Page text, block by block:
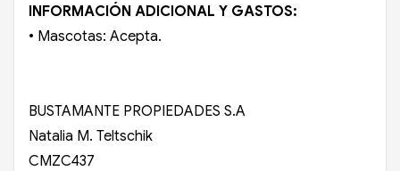
INFORMACIÓN ADICIONAL Y GASTOS:
• Mascotas: Acepta.
BUSTAMANTE PROPIEDADES S.A
Natalia M. Teltschik
CMZC437